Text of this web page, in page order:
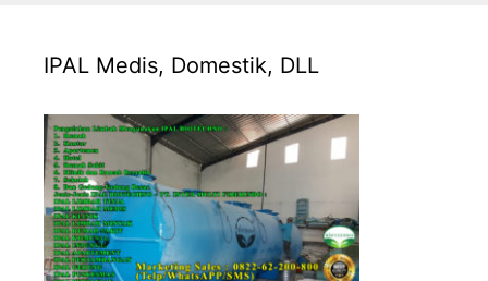
IPAL Medis, Domestik, DLL